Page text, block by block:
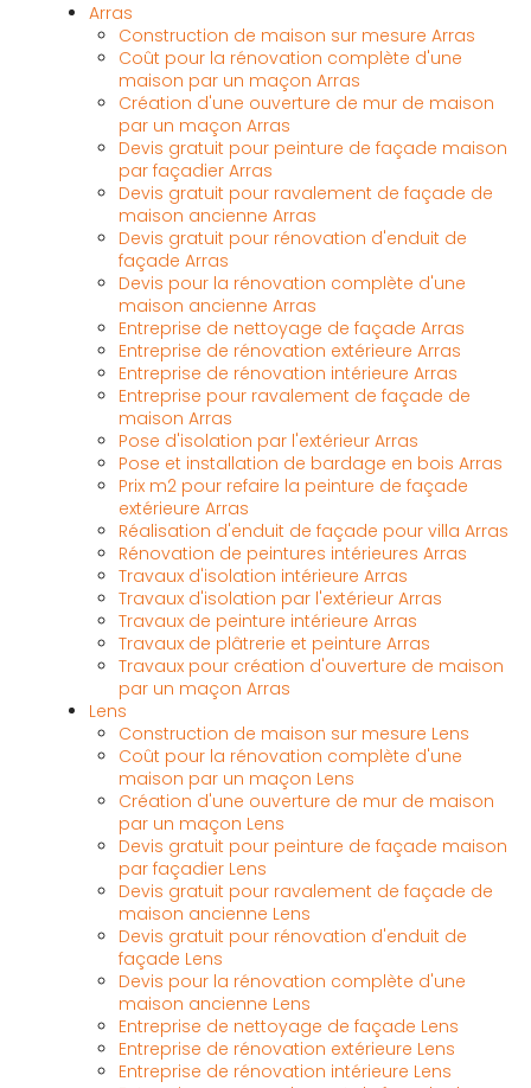
Arras
Construction de maison sur mesure Arras
Coût pour la rénovation complète d'une
maison par un maçon Arras
Création d'une ouverture de mur de maison
par un maçon Arras
Devis gratuit pour peinture de façade maison
par façadier Arras
Devis gratuit pour ravalement de façade de
maison ancienne Arras
Devis gratuit pour rénovation d'enduit de
façade Arras
Devis pour la rénovation complète d'une
maison ancienne Arras
Entreprise de nettoyage de façade Arras
Entreprise de rénovation extérieure Arras
Entreprise de rénovation intérieure Arras
Entreprise pour ravalement de façade de
maison Arras
Pose d'isolation par l'extérieur Arras
Pose et installation de bardage en bois Arras
Prix m2 pour refaire la peinture de façade
extérieure Arras
Réalisation d'enduit de façade pour villa Arras
Rénovation de peintures intérieures Arras
Travaux d'isolation intérieure Arras
Travaux d'isolation par l'extérieur Arras
Travaux de peinture intérieure Arras
Travaux de plâtrerie et peinture Arras
Travaux pour création d'ouverture de maison
par un maçon Arras
Lens
Construction de maison sur mesure Lens
Coût pour la rénovation complète d'une
maison par un maçon Lens
Création d'une ouverture de mur de maison
par un maçon Lens
Devis gratuit pour peinture de façade maison
par façadier Lens
Devis gratuit pour ravalement de façade de
maison ancienne Lens
Devis gratuit pour rénovation d'enduit de
façade Lens
Devis pour la rénovation complète d'une
maison ancienne Lens
Entreprise de nettoyage de façade Lens
Entreprise de rénovation extérieure Lens
Entreprise de rénovation intérieure Lens